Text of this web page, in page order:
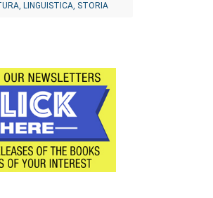
LINGUISTICA, STORIA